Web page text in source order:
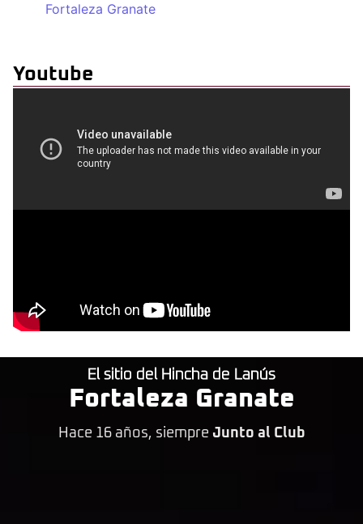
Fortaleza Granate
Youtube
El sitio del Hincha de Lanús
Fortaleza Granate
Hace 16 años, siempre Junto al Club